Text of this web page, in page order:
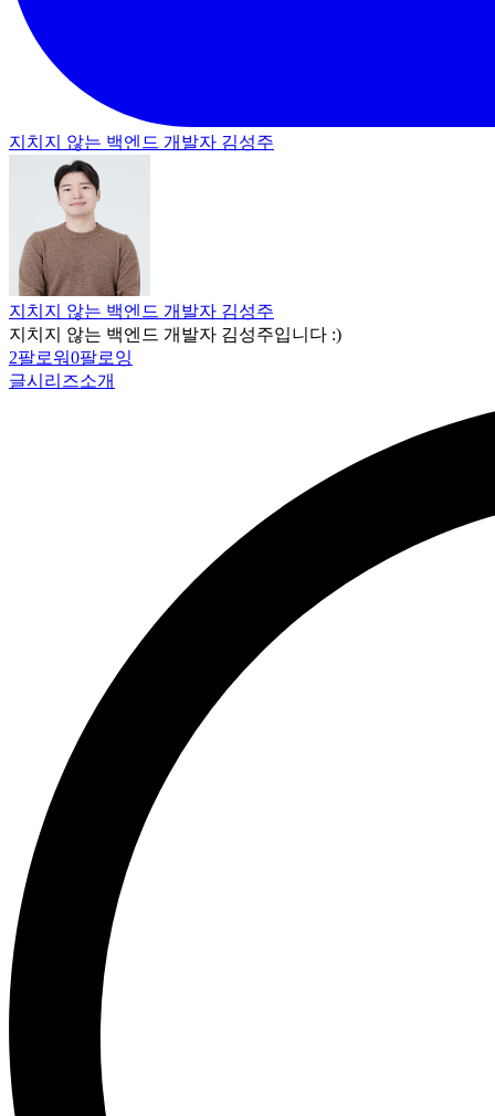
지치지 않는 백엔드 개발자 김성주
지치지 않는 백엔드 개발자 김성주
지치지 않는 백엔드 개발자 김성주입니다 :)
2팔로워0팔로잉
글시리즈소개